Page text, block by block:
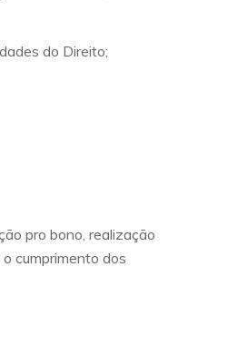
do Direito;
pro bono, realização
cumprimento dos